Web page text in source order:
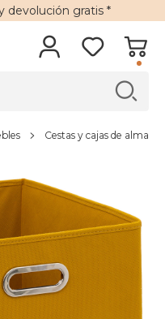
devolución gratis*
Cestas y cajas de